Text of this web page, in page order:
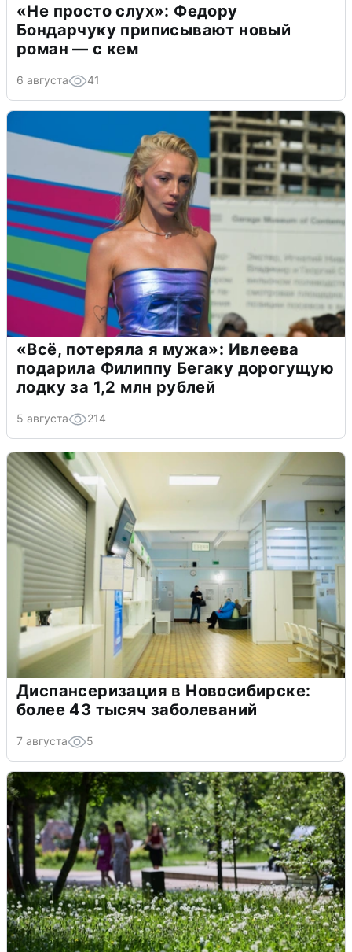
«Не просто слух»: Федору
Бондарчуку приписывают новый
роман — с кем
6 августа 41
«Всё, потеряла я мужа»: Ивлеева
подарила Филиппу Бегаку дорогущую
лодку за 1,2 млн рублей
5 августа 214
Диспансеризация в Новосибирске:
более 43 тысяч заболеваний
7 августа 5